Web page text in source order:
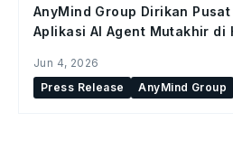
AnyMind Group Dirikan
Aplikasi AI Agent Mutakhir di
Jun 4, 2026
Press Release
AnyMind Group